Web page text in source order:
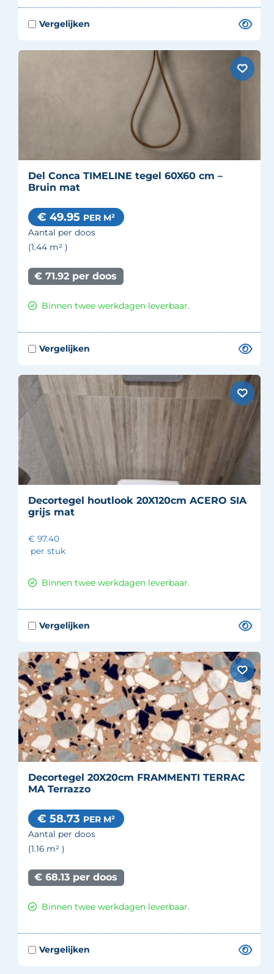
Del Conca TIMELINE tegel 60X60 cm –
Bruin mat
€ 49.95 PER M²
Aantal per doos
(1.44 m² )
€ 71.92 per doos
Binnen twee werkdagen leverbaar.
Decortegel houtlook 20X120cm ACERO SIA
grijs mat
€ 97.40
per stuk
Binnen twee werkdagen leverbaar.
Decortegel 20X20cm FRAMMENTI TERRAC
MA Terrazzo
€ 58.73 PER M²
Aantal per doos
(1.16 m² )
€ 68.13 per doos
Binnen twee werkdagen leverbaar.